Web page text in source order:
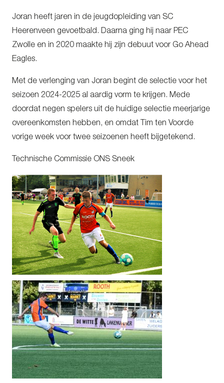
Joran heeft jaren in de jeugdopleiding van SC
Heerenveen gevoetbald. Daarna ging hij naar PEC
Zwolle en in 2020 maakte hij zijn debuut voor Go Ahead
Eagles.
Met de verlenging van Joran begint de selectie voor het
seizoen 2024-2025 al aardig vorm te krijgen. Mede
doordat negen spelers uit de huidige selectie meerjarige
overeenkomsten hebben, en omdat Tim ten Voorde
vorige week voor twee seizoenen heeft bijgetekend.
Technische Commissie ONS Sneek